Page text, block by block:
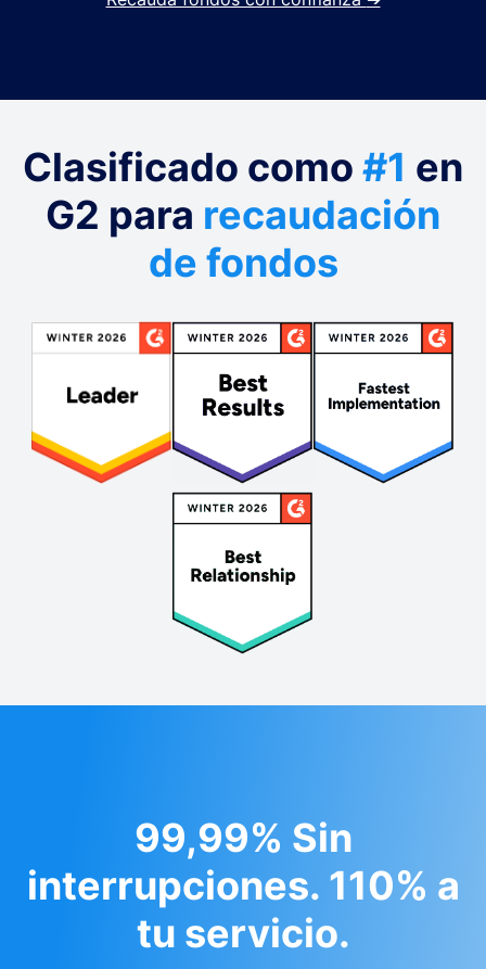
Clasificado como #1 en
G2 para recaudación
de fondos
99,99% Sin
interrupciones. 110% a
tu servicio.